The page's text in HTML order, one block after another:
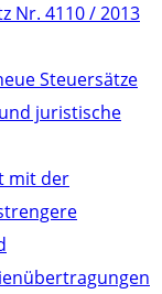
Nr. 4110 / 2013
Steuersätze
juristische
mit der